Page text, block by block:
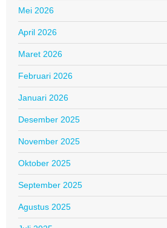
Mei 2026
April 2026
Maret 2026
Februari 2026
Januari 2026
Desember 2025
November 2025
Oktober 2025
September 2025
Agustus 2025